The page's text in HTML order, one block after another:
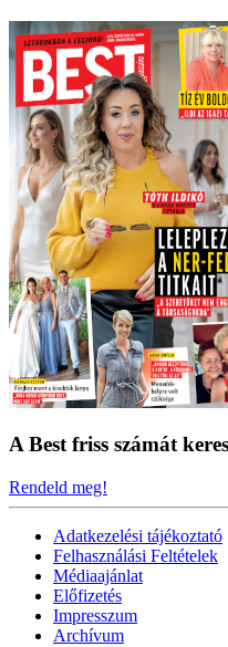
A Best friss számát
Rendeld meg!
Adatkezelési tájékoztató
Felhasználási Feltételek
Médiaajánlat
Előfizetés
Impresszum
Archívum